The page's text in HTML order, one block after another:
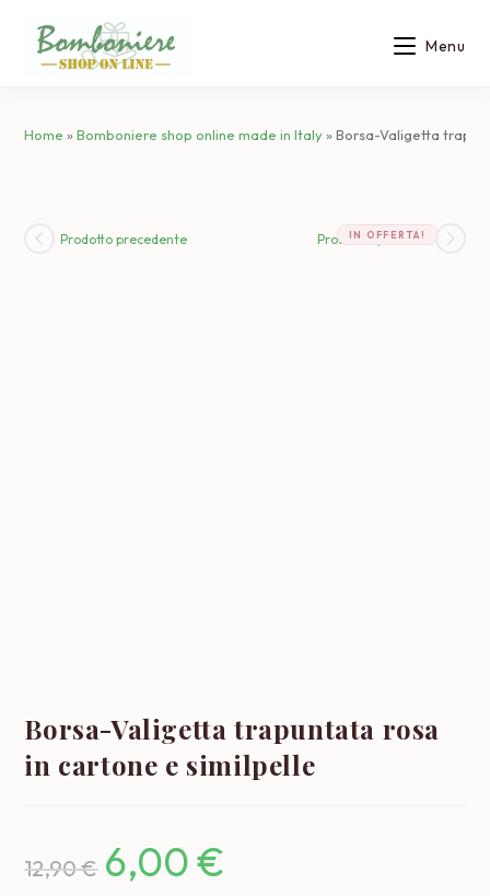
contenuto
Menu
Home »Bomboniere shop online made in Italy»Borsa-Valigetta
IN OFFERTA!
Prodotto precedente Prossimo prodotto
Borsa-Valigetta trapuntata rosa
in cartone e similpelle
12,90€ prezzo
6,00€